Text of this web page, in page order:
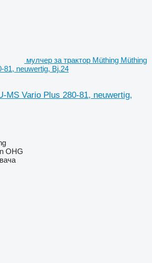
мулчер за трактор Müthing Müthing
81, neuwertig, Bj.24
MS Vario Plus 280-81, neuwertig,
OHG